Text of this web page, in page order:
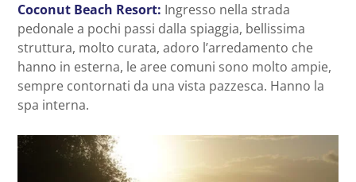
Coconut Beach Resort: Ingresso nella strada
pedonale a pochi passi dalla spiaggia, bellissima
struttura, molto curata, adoro l’arredamento che
hanno in esterna, le aree comuni sono molto ampie,
sempre contornati da una vista pazzesca. Hanno la
spa interna.